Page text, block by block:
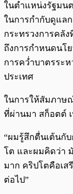
ในตำแหน่งรัฐมน
ในการกำกับดูแล
กระทรวงการคลั
ถึงการกำหนดนโ
การคว่ำบาตรระ
ประเทศ
ในการให้สัมภาษ
ที่ผ่านมา สก็อตต์
“ผมรู้สึกตื่นเต้นกั
โต และผมคิดว่า
มาก คริปโตคือเส
ต่อไป”